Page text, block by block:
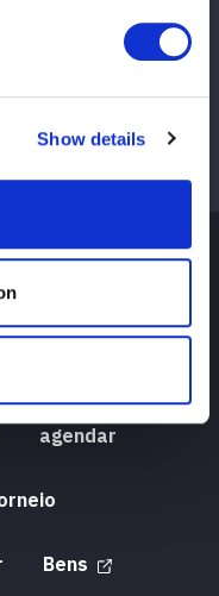
Show details
agendar
Bens